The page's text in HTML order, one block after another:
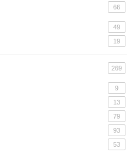
66
49
19
269
9
13
79
93
53